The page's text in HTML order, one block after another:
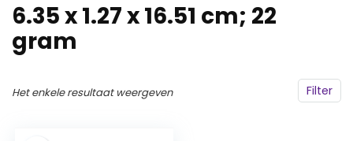
‎6.35 x 1.27 x 16.51 cm; 22
gram
Filter
Het enkele resultaat weergeven